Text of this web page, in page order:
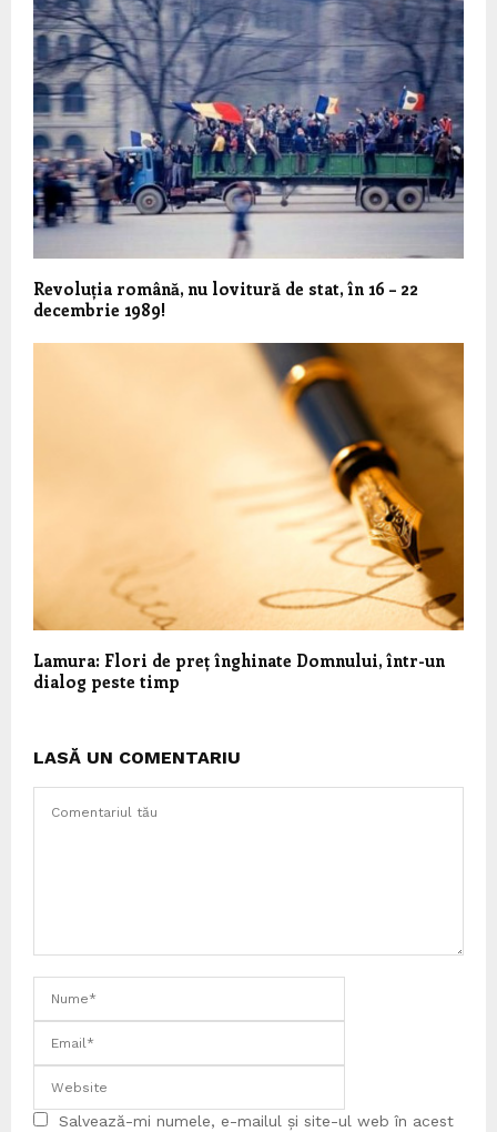
Revoluția română, nu lovitură de stat, în 16 – 22
decembrie 1989!
Lamura: Flori de preț înghinate Domnului, într-un
dialog peste timp
LASĂ UN COMENTARIU
Salvează-mi numele, e-mailul și site-ul web în acest